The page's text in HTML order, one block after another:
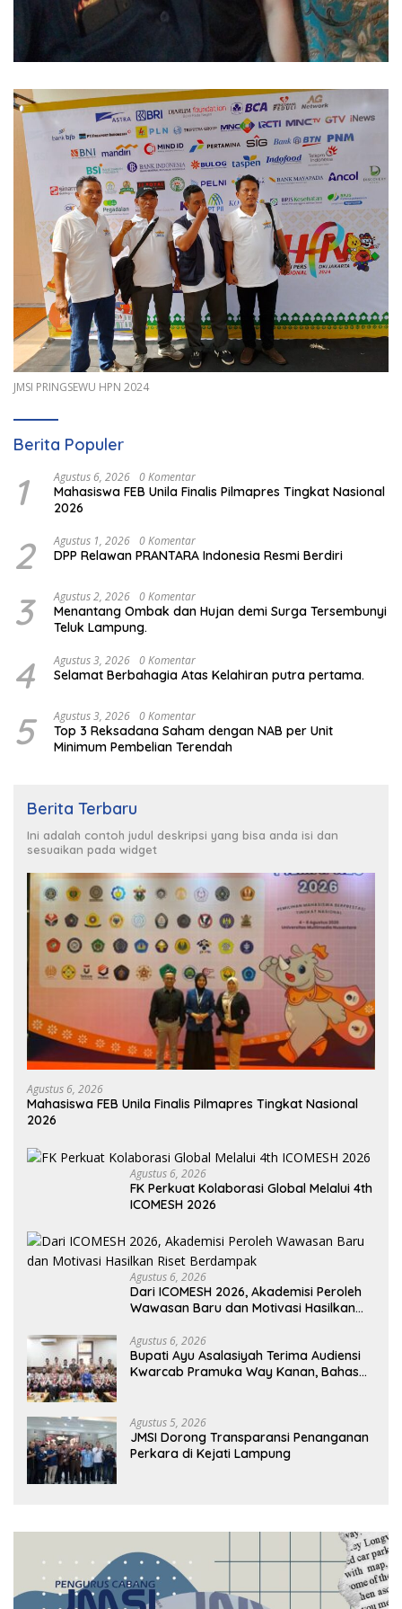
JMSI PRINGSEWU HPN 2024
Berita Populer
1 Agustus 6, 2026 0 Komentar
Mahasiswa FEB Unila Finalis Pilmapres Tingkat Nasional
2026
2 Agustus 1, 2026 0 Komentar
DPP Relawan PRANTARA Indonesia Resmi Berdiri
3 Agustus 2, 2026 0 Komentar
Menantang Ombak dan Hujan demi Surga Tersembunyi
Teluk Lampung.
4 Agustus 3, 2026 0 Komentar
Selamat Berbahagia Atas Kelahiran putra pertama.
5 Agustus 3, 2026 0 Komentar
Top 3 Reksadana Saham dengan NAB per Unit
Minimum Pembelian Terendah
Berita Terbaru
Ini adalah contoh judul deskripsi yang bisa anda isi dan
sesuaikan pada widget
Agustus 6, 2026
Mahasiswa FEB Unila Finalis Pilmapres Tingkat Nasional
2026
Agustus 6, 2026
FK Perkuat Kolaborasi Global Melalui 4th
ICOMESH 2026
Agustus 6, 2026
Dari ICOMESH 2026, Akademisi Peroleh
Wawasan Baru dan Motivasi Hasilkan
Agustus 6, 2026
Bupati Ayu Asalasiyah Terima Audiensi
Kwarcab Pramuka Way Kanan, Bahas
Agustus 5, 2026
JMSI Dorong Transparansi Penanganan
Perkara di Kejati Lampung